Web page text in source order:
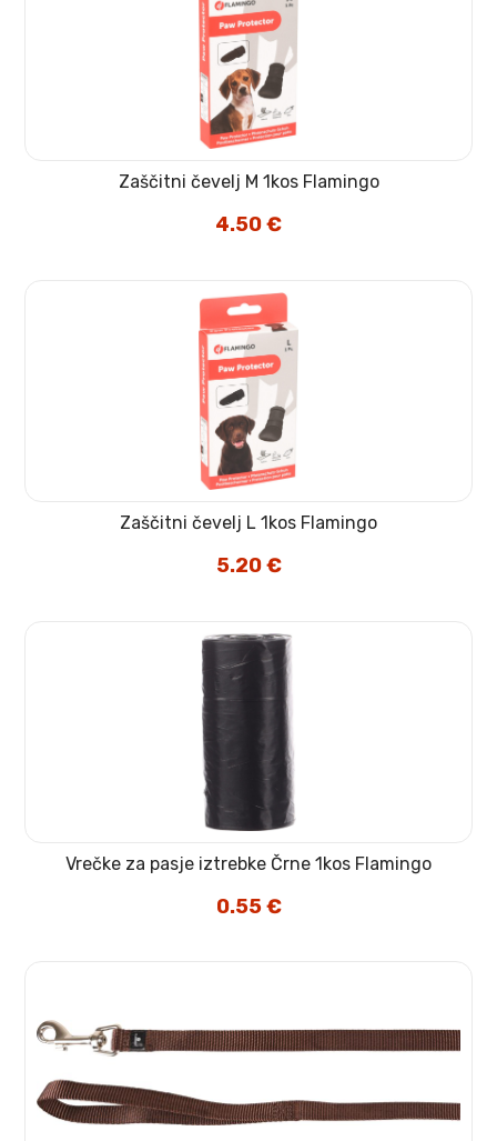
Zaščitni čevelj M 1kos Flamingo
4.50€
Zaščitni čevelj L 1kos Flamingo
5.20€
Vrečke za pasje iztrebke Črne 1kos Flamingo
0.55€